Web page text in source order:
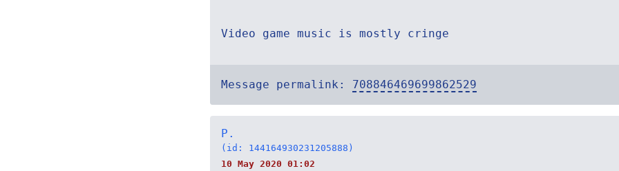
Video game music is mostly cringe
Message permalink: 708846469699862529
P.
(id: 144164930231205888)
10 May 2020 01:02